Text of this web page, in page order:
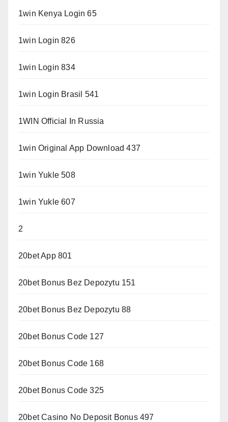
1win Kenya Login 65
1win Login 826
1win Login 834
1win Login Brasil 541
1WIN Official In Russia
1win Original App Download 437
1win Yukle 508
1win Yukle 607
2
20bet App 801
20bet Bonus Bez Depozytu 151
20bet Bonus Bez Depozytu 88
20bet Bonus Code 127
20bet Bonus Code 168
20bet Bonus Code 325
20bet Casino No Deposit Bonus 497